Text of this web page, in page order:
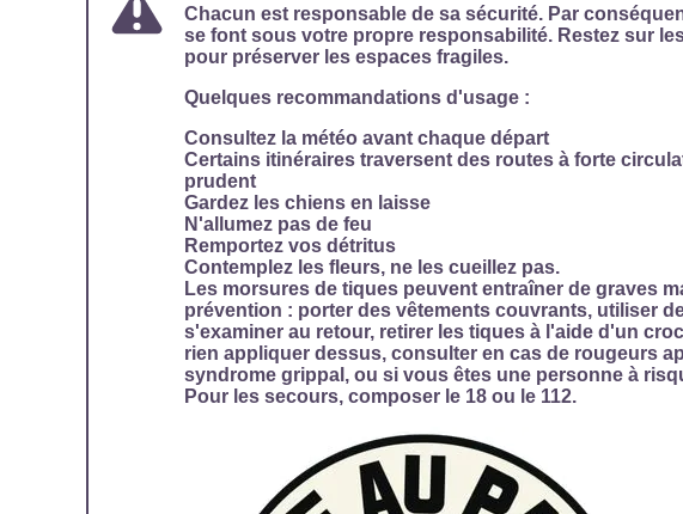
Chacun est responsable de sa sécurité. Par
se font sous votre propre responsabilité. Restez sur
pour préserver les espaces fragiles.
Quelques recommandations d'usage :
Consultez la météo avant chaque départ
Certains itinéraires traversent des routes à forte
prudent
Gardez les chiens en laisse
N'allumez pas de feu
Remportez vos détritus
Contemplez les fleurs, ne les cueillez pas.
Les morsures de tiques peuvent entraîner de graves
prévention : porter des vêtements couvrants, utiliser
s'examiner au retour, retirer les tiques à l'aide d'un
rien appliquer dessus, consulter en cas de rougeurs
syndrome grippal, ou si vous êtes une personne à
Pour les secours, composer le 18 ou le 112.